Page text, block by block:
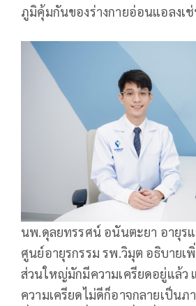
ภูมิคุ้มกันของร่างกายอ่อนแอลงเ
นพ.ดุลยทรรศน์ อนันตะยา อายุร
ศูนย์อายุรกรรม รพ.วิมุต อธิบายเ
ส่วนใหญ่มักมีความเครียดอยู่แล้ว
ความเครียดไม่ดีก็อาจกลายเป็นภา